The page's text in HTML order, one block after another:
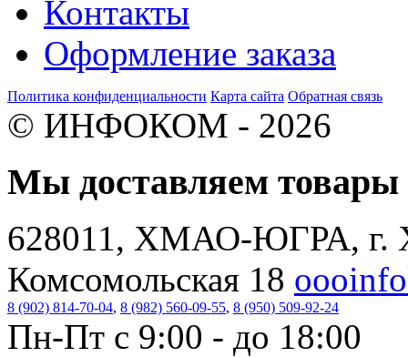
Контакты
Оформление заказа
Политика конфиденциальности Карта сайта Обратная связь
© ИНФОКОМ - 2026
Мы доставляем
628011, ХМАО-ЮГРА, г.
Комсомольская 18
8 (902) 814-70-04, 8 (982) 560-09-55, 8 (950) 509-92-24
Пн-Пт с 9:00 - до 18:00